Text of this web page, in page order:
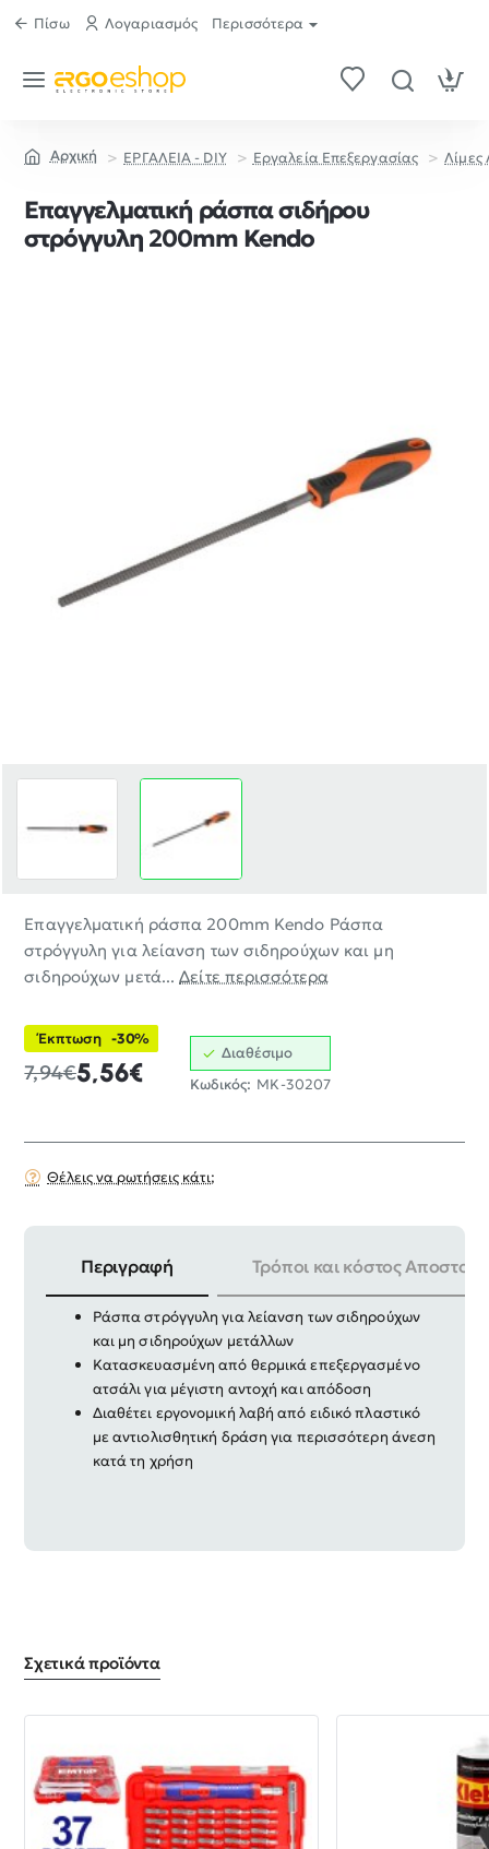
Πίσω Λογαριασμός Περισσότερα
ΕΡΓΑΛΕΙΑ - DIY Εργαλεία Επεξεργασίας Λίμες
Επαγγελματική ράσπα σιδήρου
στρόγγυλη 200mm Kendo
Επαγγελματική ράσπα 200mm Kendo Ράσπα
στρόγγυλη για λείανση των σιδηρούχων και μη
σιδηρούχων μετά...Δείτε περισσότερα
Έκπτωση -30%
5,56€
7,94€
Διαθέσιμο
Κωδικός: MK-30207
Θέλεις να ρωτήσεις κάτι;
Περιγραφή Τρόποι και κόστος
Επαγγελματική ράσπα 200mm Kendo
Ράσπα στρόγγυλη για λείανση των σιδηρούχων
και μη σιδηρούχων μετάλλων
Κατασκευασμένη από θερμικά επεξεργασμένο
ατσάλι για μέγιστη αντοχή και απόδοση
Διαθέτει εργονομική λαβή από ειδικό πλαστικό
με αντιολισθητική δράση για περισσότερη άνεση
κατά τη χρήση
Σχετικά προϊόντα